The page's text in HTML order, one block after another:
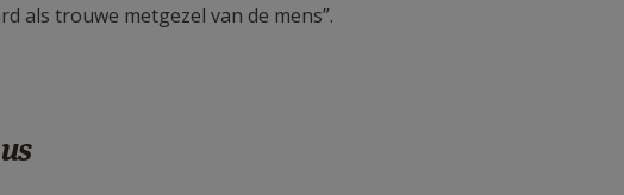
als trouwe metgezel van de mens”.